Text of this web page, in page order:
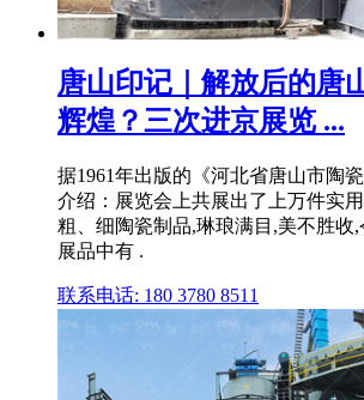
唐山印记｜解放后的唐
辉煌？三次进京展览 ...
据1961年出版的《河北省唐山市陶
介绍：展览会上共展出了上万件实
粗、细陶瓷制品,琳琅满目,美不胜收,
展品中有 .
联系电话: 180 3780 8511